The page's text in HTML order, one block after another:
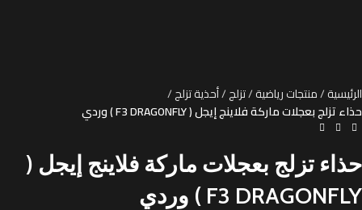
الرئيسية منتجات رياضية تزلج أحذية تزلج
حذاء تزلج بعجلات ماركة فلاينج إيجل ( F3 DRAGONFLY ) وردي
حذاء تزلج بعجلات ماركة فلاينج إيجل (
F3 DRAGONFLY ) وردي